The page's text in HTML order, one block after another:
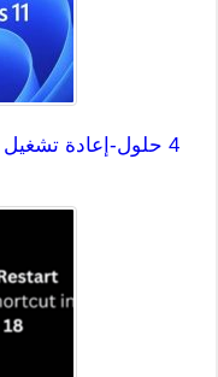
4 حلول-إعادة تشغيل ويندوز 11 بدلاً من إيقاف التشغيل